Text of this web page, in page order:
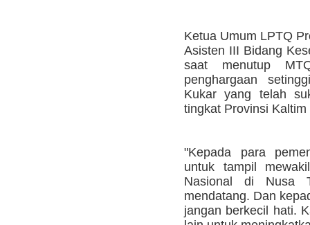
Ketua Umum LPTQ
Asisten III Bidang
saat menutup
penghargaan
Kukar yang telah
tingkat Provinsi
"Kepada para
untuk tampil
Nasional di Nusa
mendatang. Dan
jangan berkecil hati.